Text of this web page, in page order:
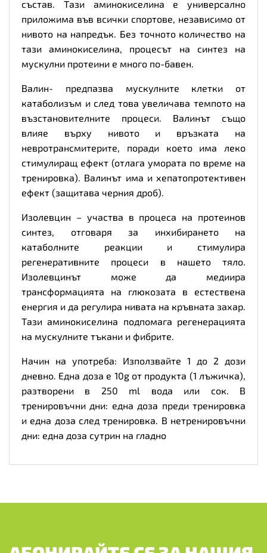
състав. Тази аминокиселина е универсално
приложима във всички спортове, независимо от
нивото на напредък. Без точното количество на
тази аминокиселина, процесът на синтез на
мускулни протеини е много по-бавен.
Валин- предпазва мускулните клетки от
катаболизъм и след това увеличава темпото на
възстановителните процеси. Валинът също
влияе върху нивото и връзката на
невротрансмитерите, поради което има леко
стимулиращ ефект (отлага умората по време на
тренировка). Валинът има и хепатопротективен
ефект (защитава черния дроб).
Изолевцин – участва в процеса на протеинов
синтез, отговаря за инхибирането на
катаболните реакции и стимулира
регенеративните процеси в нашето тяло.
Изолевцинът може да медиира
трансформацията на глюкозата в естествена
енергия и да регулира нивата на кръвната захар.
Тази аминокиселина подпомага регенерацията
на мускулните тъкани и фибрите.
Начин на употреба: Използвайте 1 до 2 дози
дневно. Една доза е 10g от продукта (1 лъжичка),
разтворени в 250 ml вода или сок. В
тренировъчни дни: една доза преди тренировка
и една доза след тренировка. В нетренировъчни
дни: една доза сутрин на гладно